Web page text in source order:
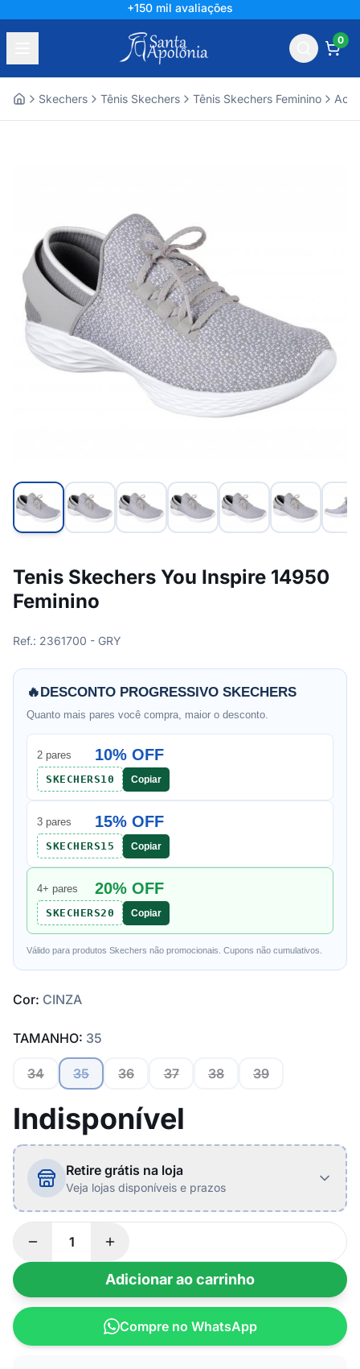
+150 mil avaliações
0
Skechers Tênis Skechers Tênis Skechers Feminino
Tenis Skechers You Inspire 14950
Feminino
Ref.: 2361700 - GRY
🔥DESCONTO PROGRESSIVO SKECHERS
Quanto mais pares você compra, maior o desconto.
2 pares 10% OFF
SKECHERS10 Copiar
3 pares 15% OFF
SKECHERS15 Copiar
4+ pares 20% OFF
SKECHERS20 Copiar
Válido para produtos Skechers não promocionais. Cupons não cumulativos.
Cor: CINZA
TAMANHO: 35
34 35 36 37 38 39
Indisponível
Retire grátis na loja
Veja lojas disponíveis e prazos
Adicionar ao carrinho
Compre no WhatsApp